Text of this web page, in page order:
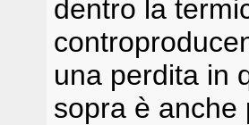
dentro la
una perdita in
sopra è anche